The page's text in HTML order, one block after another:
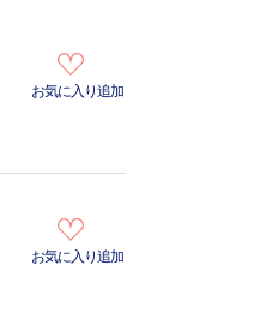
お気に入り追加
お気に入り追加